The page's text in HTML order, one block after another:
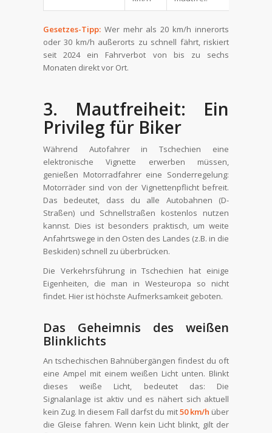
Gesetzes-Tipp:Wer mehr als 20 km/h innerorts
oder 30 km/h außerorts zu schnell fährt, riskiert
seit 2024 ein Fahrverbot von bis zu sechs
Monaten direkt vor Ort.
3. Mautfreiheit: Ein
Privileg für Biker
Während Autofahrer in Tschechien eine
elektronische Vignette erwerben müssen,
genießen Motorradfahrer eine Sonderregelung:
Motorräder sind von der Vignettenpflicht befreit.
Das bedeutet, dass du alle Autobahnen (D-
Straßen) und Schnellstraßen kostenlos nutzen
kannst. Dies ist besonders praktisch, um weite
Anfahrtswege in den Osten des Landes (z.B. in die
Beskiden) schnell zu überbrücken.
Die Verkehrsführung in Tschechien hat einige
Eigenheiten, die man in Westeuropa so nicht
findet. Hier ist höchste Aufmerksamkeit geboten.
Das Geheimnis des weißen
Blinklichts
An tschechischen Bahnübergängen findest du oft
eine Ampel mit einem weißen Licht unten. Blinkt
dieses weiße Licht, bedeutet das: Die
Signalanlage ist aktiv und es nähert sich aktuell
kein Zug. In diesem Fall darfst du mit50 km/h über
die Gleise fahren. Wenn kein Licht blinkt, gilt der